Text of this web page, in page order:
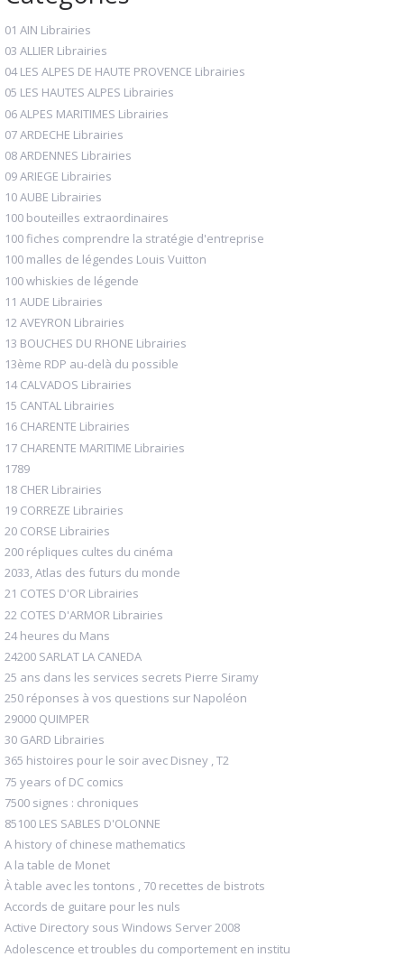
01 AIN Librairies
03 ALLIER Librairies
04 LES ALPES DE HAUTE PROVENCE Librairies
05 LES HAUTES ALPES Librairies
06 ALPES MARITIMES Librairies
07 ARDECHE Librairies
08 ARDENNES Librairies
09 ARIEGE Librairies
10 AUBE Librairies
100 bouteilles extraordinaires
100 fiches comprendre la stratégie d'entreprise
100 malles de légendes Louis Vuitton
100 whiskies de légende
11 AUDE Librairies
12 AVEYRON Librairies
13 BOUCHES DU RHONE Librairies
13ème RDP au-delà du possible
14 CALVADOS Librairies
15 CANTAL Librairies
16 CHARENTE Librairies
17 CHARENTE MARITIME Librairies
1789
18 CHER Librairies
19 CORREZE Librairies
20 CORSE Librairies
200 répliques cultes du cinéma
2033, Atlas des futurs du monde
21 COTES D'OR Librairies
22 COTES D'ARMOR Librairies
24 heures du Mans
24200 SARLAT LA CANEDA
25 ans dans les services secrets Pierre Siramy
250 réponses à vos questions sur Napoléon
29000 QUIMPER
30 GARD Librairies
365 histoires pour le soir avec Disney , T2
75 years of DC comics
7500 signes : chroniques
85100 LES SABLES D'OLONNE
A history of chinese mathematics
A la table de Monet
À table avec les tontons , 70 recettes de bistrots
Accords de guitare pour les nuls
Active Directory sous Windows Server 2008
Adolescence et troubles du comportement en institu